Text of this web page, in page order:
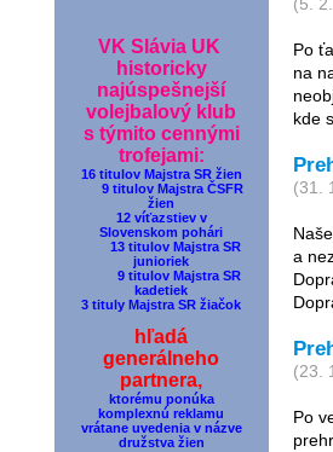
VK Slávia UK
historicky
najúspešnejší
volejbalový klub
s týmito cennými
trofejami:
16 titulov Majstra SR žien
9 titulov Majstra ČSFR
žien
12 víťazstiev v
Slovenskom pohári
13 titulov Majstra SR
junioriek
9 titulov Majstra SR
kadetiek
3 tituly Majstra SR žiačok
hľadá
generálneho
partnera,
ktorému ponúka
komplexnú reklamu
vrátane uvedenia v názve
družstva žien
Po
na
kde
(31.
a
(23.
Po